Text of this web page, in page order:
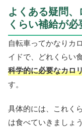
よくある疑問
くらい補給が必
自転車ってかなりカ
イドで、どれくらい
科学的に必要なカロ
す。
具体的には、これく
は食べていきましょ